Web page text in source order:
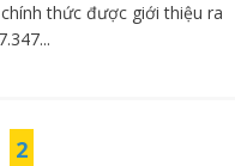
thức được giới thiệu ra
2